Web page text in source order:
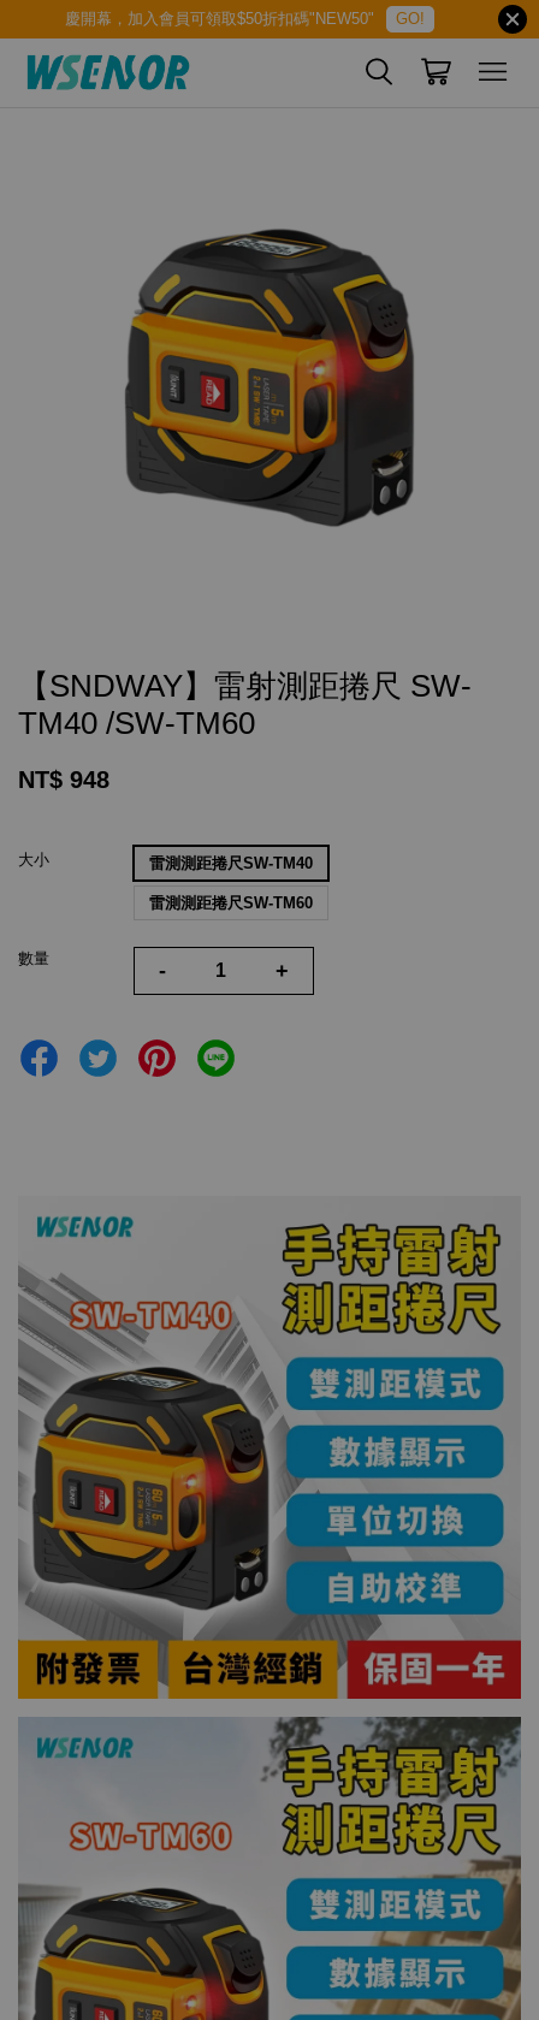
慶開幕，加入會員可領取$50折扣碼"NEW50" GO!
【SNDWAY】雷射測距捲尺 SW-
TM40 /SW-TM60
NT$ 948
大小 雷測測距捲尺SW-TM40
雷測測距捲尺SW-TM60
數量
- +